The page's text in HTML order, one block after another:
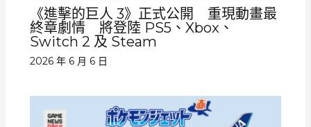
《進擊的巨人 3》正式公開 重現動畫最
終章劇情 將登陸 PS5、Xbox、
Switch 2 及 Steam
2026 年 6 月 6 日